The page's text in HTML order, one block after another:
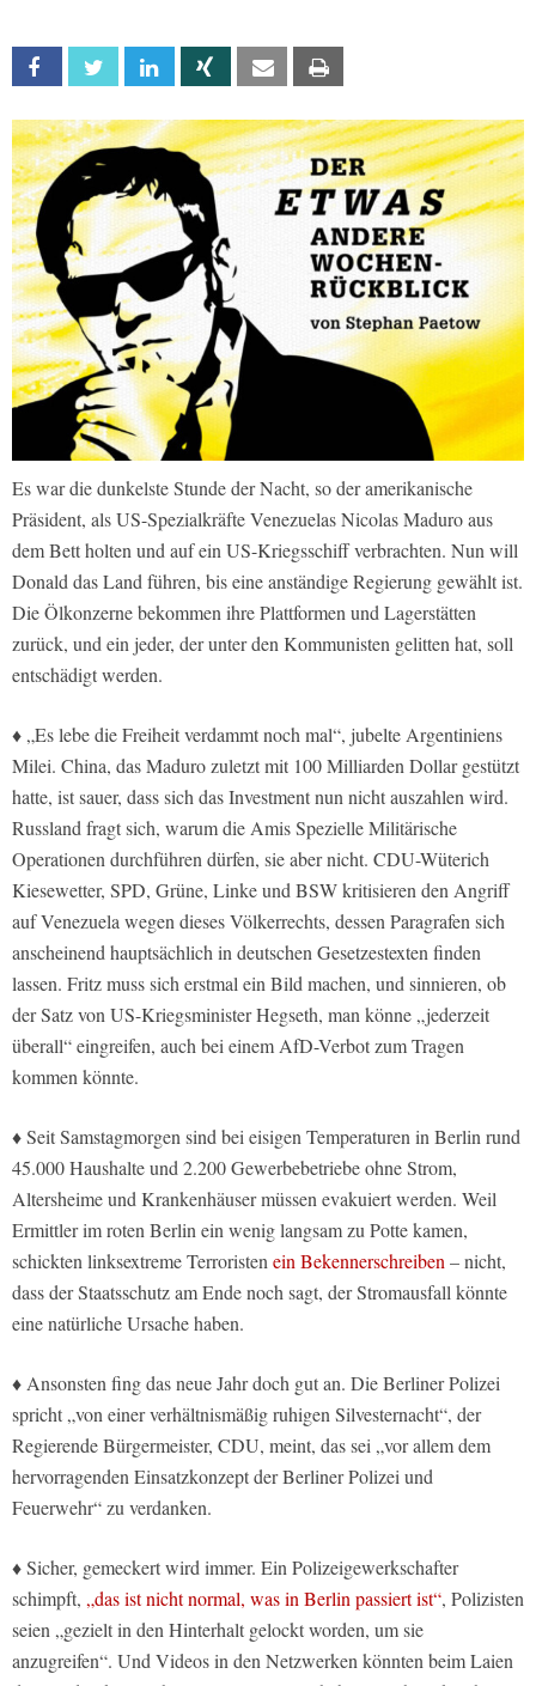
Facebook Twitter Linkedin Xing Email
Es war die dunkelste Stunde der Nacht, so der amerikanische
Präsident, als US-Spezialkräfte Venezuelas Nicolas Maduro aus
dem Bett holten und auf ein US-Kriegsschiff verbrachten. Nun will
Donald das Land führen, bis eine anständige Regierung gewählt ist.
Die Ölkonzerne bekommen ihre Plattformen und Lagerstätten
zurück, und ein jeder, der unter den Kommunisten gelitten hat, soll
entschädigt werden.
♦ „Es lebe die Freiheit verdammt noch mal“, jubelte Argentiniens
Milei. China, das Maduro zuletzt mit 100 Milliarden Dollar gestützt
hatte, ist sauer, dass sich das Investment nun nicht auszahlen wird.
Russland fragt sich, warum die Amis Spezielle Militärische
Operationen durchführen dürfen, sie aber nicht. CDU-Wüterich
Kiesewetter, SPD, Grüne, Linke und BSW kritisieren den Angriff
auf Venezuela wegen dieses Völkerrechts, dessen Paragrafen sich
anscheinend hauptsächlich in deutschen Gesetzestexten finden
lassen. Fritz muss sich erstmal ein Bild machen, und sinnieren, ob
der Satz von US-Kriegsminister Hegseth, man könne „jederzeit
überall“ eingreifen, auch bei einem AfD-Verbot zum Tragen
kommen könnte.
♦ Seit Samstagmorgen sind bei eisigen Temperaturen in Berlin rund
45.000 Haushalte und 2.200 Gewerbebetriebe ohne Strom,
Altersheime und Krankenhäuser müssen evakuiert werden. Weil
Ermittler im roten Berlin ein wenig langsam zu Potte kamen,
schickten linksextreme Terroristenein Bekennerschreiben– nicht,
dass der Staatsschutz am Ende noch sagt, der Stromausfall könnte
eine natürliche Ursache haben.
♦ Ansonsten fing das neue Jahr doch gut an. Die Berliner Polizei
spricht „von einer verhältnismäßig ruhigen Silvesternacht“, der
Regierende Bürgermeister, CDU, meint, das sei „vor allem dem
hervorragenden Einsatzkonzept der Berliner Polizei und
Feuerwehr“ zu verdanken.
♦ Sicher, gemeckert wird immer. Ein Polizeigewerkschafter
schimpft, „das ist nicht normal, was in Berlin passiert ist“, Polizisten
seien „gezielt in den Hinterhalt gelockt worden, um sie
anzugreifen“. Und Videos in den Netzwerken könnten beim Laien